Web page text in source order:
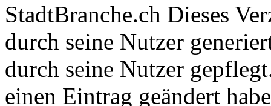
StadtBranche.ch Dieses
durch seine Nutzer
durch seine Nutzer
einen Eintrag geändert